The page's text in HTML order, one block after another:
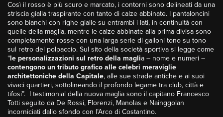
Così il rosso è più scuro e marcato, i contorni sono delineati da una
striscia gialla traspirante con tanto di calze abbinate. I pantaloncini
sono bianchi con righe gialle su entrambi i lati, in continuità con
quelle della maglia, mentre le calze abbinate alla prima divisa sono
completamente rosse con una larga serie di galloni tono su tono
sul retro del polpaccio. Sul sito della società sportiva si legge come
“le personalizzazioni sul retro della maglia – nome e numeri –
contengono un tributo grafico alle celebri meraviglie
architettoniche della Capitale, alle sue strade antiche e ai suoi
vivaci quartieri, sottolineando il profondo legame tra club, città e
tifosi”. I testimonial della nuova maglia sono il capitano Francesco
Totti seguito da De Rossi, Florenzi, Manolas e Nainggolan
incorniciati dallo sfondo con l’Arco di Costantino.